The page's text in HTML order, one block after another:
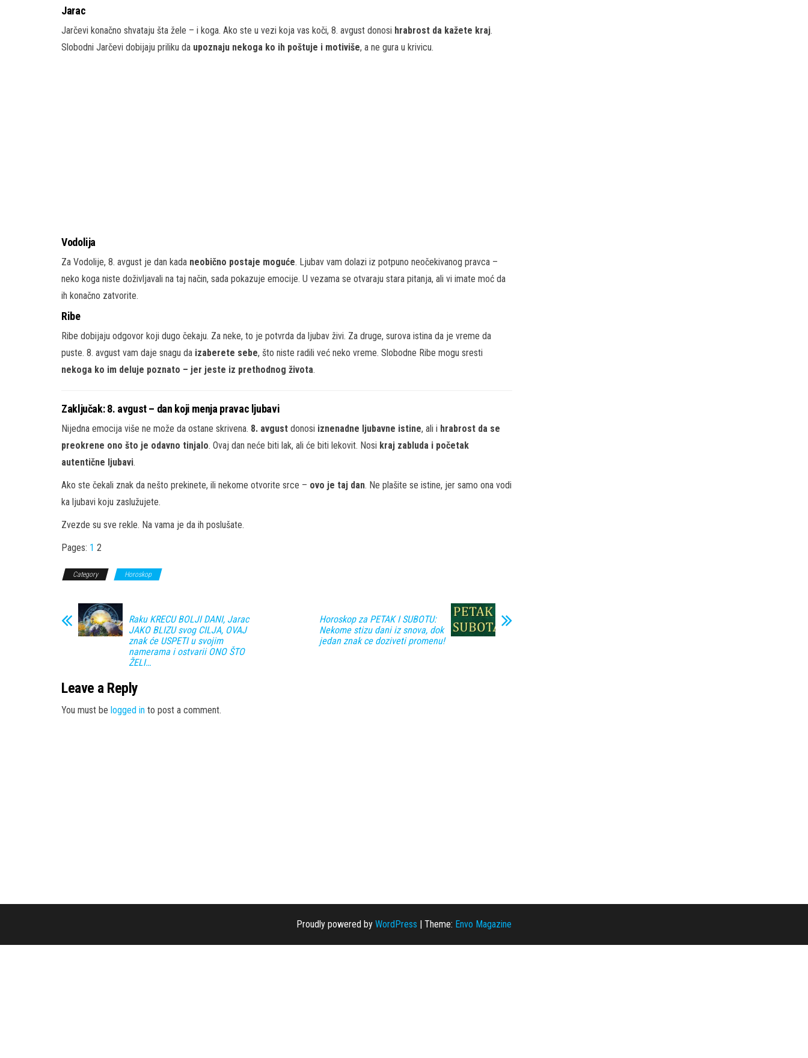
Jarac
Jarčevi konačno shvataju šta žele – i koga. Ako ste u vezi koja vas koči, 8. avgust donosi hrabrost da kažete kraj.
Slobodni Jarčevi dobijaju priliku da upoznaju nekoga ko ih poštuje i motiviše, a ne gura u krivicu.
Vodolija
Za Vodolije, 8. avgust je dan kada neobično postaje moguće. Ljubav vam dolazi iz potpuno neočekivanog pravca –
neko koga niste doživljavali na taj način, sada pokazuje emocije. U vezama se otvaraju stara pitanja, ali vi imate moć da
ih konačno zatvorite.
Ribe
Ribe dobijaju odgovor koji dugo čekaju. Za neke, to je potvrda da ljubav živi. Za druge, surova istina da je vreme da
puste. 8. avgust vam daje snagu da izaberete sebe, što niste radili već neko vreme. Slobodne Ribe mogu sresti
nekoga ko im deluje poznato – jer jeste iz prethodnog života.
Zaključak: 8. avgust – dan koji menja pravac ljubavi
Nijedna emocija više ne može da ostane skrivena. 8. avgust donosi iznenadne ljubavne istine, ali i hrabrost da se
preokrene ono što je odavno tinjalo. Ovaj dan neće biti lak, ali će biti lekovit. Nosi kraj zabluda i početak
autentične ljubavi.
Ako ste čekali znak da nešto prekinete, ili nekome otvorite srce – ovo je taj dan. Ne plašite se istine, jer samo ona vodi
ka ljubavi koju zaslužujete.
Zvezde su sve rekle. Na vama je da ih poslušate.
Pages: 1 2
Category Horoskop
Raku KRECU BOLJI DANI, Jarac
JAKO BLIZU svog CILJA, OVAJ
znak će USPETI u svojim
namerama i ostvarii ONO ŠTO
ŽELI…
Horoskop za PETAK I SUBOTU:
Nekome stizu dani iz snova, dok
jedan znak ce doziveti promenu!
Leave a Reply
You must be logged in to post a comment.
Proudly powered by WordPress | Theme: Envo Magazine